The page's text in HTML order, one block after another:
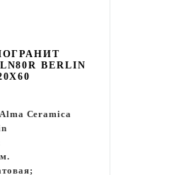
BERLIN
Alma Ceramica